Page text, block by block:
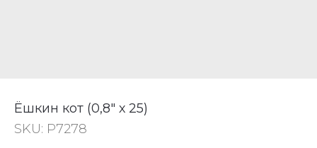
Ёшкин кот (0,8" х 25)
SKU: Р7278